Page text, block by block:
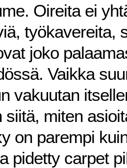
Oireita ei
työkavereita,
joko
Vaikka
vakuutan
siitä, miten
on parempi
pidetty carpet